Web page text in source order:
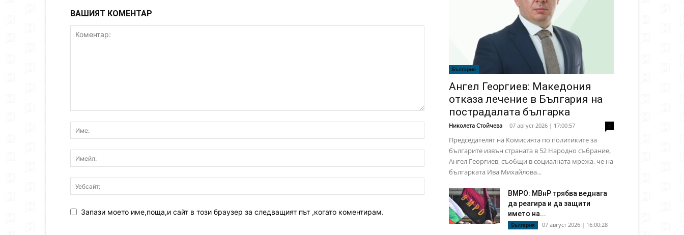
ВАШИЯТ КОМЕНТАР
Запази моето име,поща,и сайт в този браузер за следващият път ,когато коментирам.
България
Ангел Георгиев: Македония
отказа лечение в България на
пострадалата българка
Николета Стойчева - 07 август 2026 | 17:00:57
Председателят на Комисията по политиките за
българите извън страната в 52 Народно събрание,
Ангел Георгиев, съобщи в социалната мрежа, че на
българката Ива Михайлова...
ВМРО: МВнР трябва веднага
да реагира и да защити
името на...
България 07 август 2026 | 16:00:28